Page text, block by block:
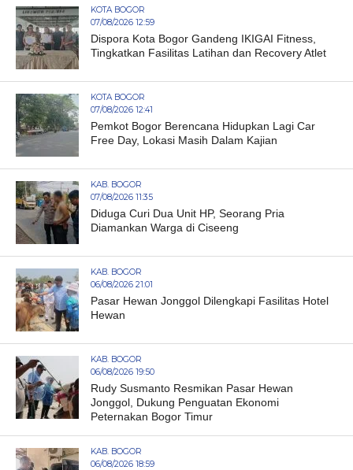
KOTA BOGOR
07/08/2026 12:59
Dispora Kota Bogor Gandeng IKIGAI Fitness,
Tingkatkan Fasilitas Latihan dan Recovery Atlet
KOTA BOGOR
07/08/2026 12:41
Pemkot Bogor Berencana Hidupkan Lagi Car
Free Day, Lokasi Masih Dalam Kajian
KAB. BOGOR
07/08/2026 11:35
Diduga Curi Dua Unit HP, Seorang Pria
Diamankan Warga di Ciseeng
KAB. BOGOR
06/08/2026 21:01
Pasar Hewan Jonggol Dilengkapi Fasilitas Hotel
Hewan
KAB. BOGOR
06/08/2026 19:50
Rudy Susmanto Resmikan Pasar Hewan
Jonggol, Dukung Penguatan Ekonomi
Peternakan Bogor Timur
KAB. BOGOR
06/08/2026 18:59